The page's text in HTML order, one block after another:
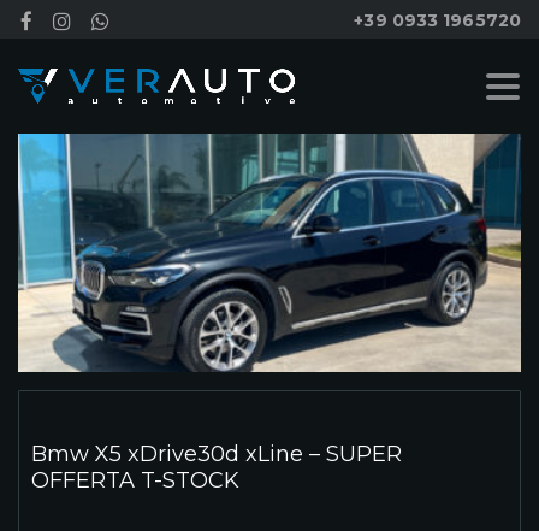
+39 0933 1965720
Bmw X5 xDrive30d xLine – SUPER
OFFERTA T-STOCK